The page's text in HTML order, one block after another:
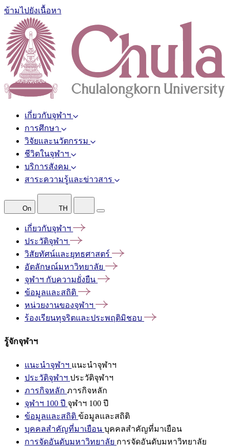
ข้ามไปยังเนื้อหา
เกี่ยวกับจุฬาฯ
การศึกษา
วิจัยและนวัตกรรม
ชีวิตในจุฬาฯ
บริการสังคม
สาระความรู้และข่าวสาร
On TH
เกี่ยวกับจุฬาฯ
ประวัติจุฬาฯ
วิสัยทัศน์และยุทธศาสตร์
อัตลักษณ์มหาวิทยาลัย
จุฬาฯ กับความยั่งยืน
ข้อมูลและสถิติ
หน่วยงานของจุฬาฯ
ร้องเรียนทุจริตและประพฤติมิชอบ
รู้จักจุฬาฯ
แนะนำจุฬาฯ แนะนำจุฬาฯ
ประวัติจุฬาฯ ประวัติจุฬาฯ
ภารกิจหลัก ภารกิจหลัก
จุฬาฯ 100 ปี จุฬาฯ 100 ปี
ข้อมูลและสถิติ ข้อมูลและสถิติ
บุคคลสำคัญที่มาเยือน บุคคลสำคัญที่มาเยือน
การจัดอันดับมหาวิทยาลัย การจัดอันดับมหาวิทยาลัย